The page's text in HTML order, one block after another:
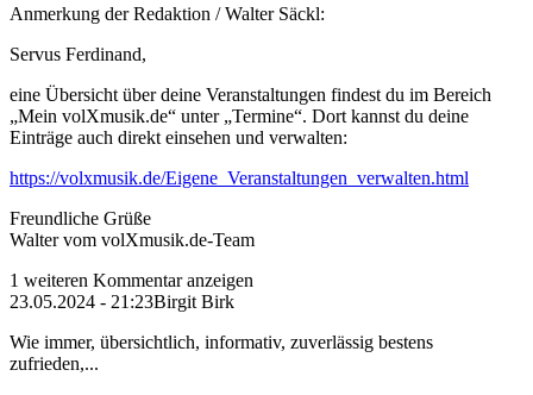
Anmerkung der Redaktion /Walter Säckl:
Servus Ferdinand,
eine Übersicht über deine Veranstaltungen findest du im Bereich
„Mein volXmusik.de“ unter „Termine“. Dort kannst du deine
Einträge auch direkt einsehen und verwalten:
https://volxmusik.de/Eigene_Veranstaltungen_verwalten.html
Freundliche Grüße
Walter vom volXmusik.de-Team
1 weiteren Kommentar anzeigen
23.05.2024 - 21:23Birgit Birk
Wie immer, übersichtlich, informativ, zuverlässig bestens
zufrieden,...